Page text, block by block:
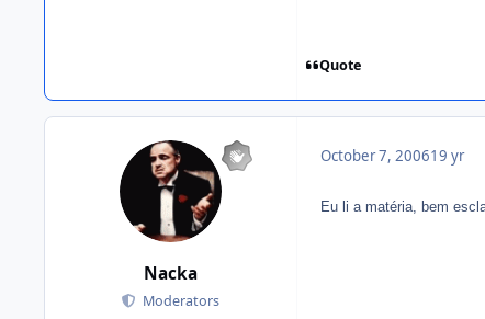
Quote
Nacka
Moderators
October 7, 200619 yr
Eu li a matéria, bem